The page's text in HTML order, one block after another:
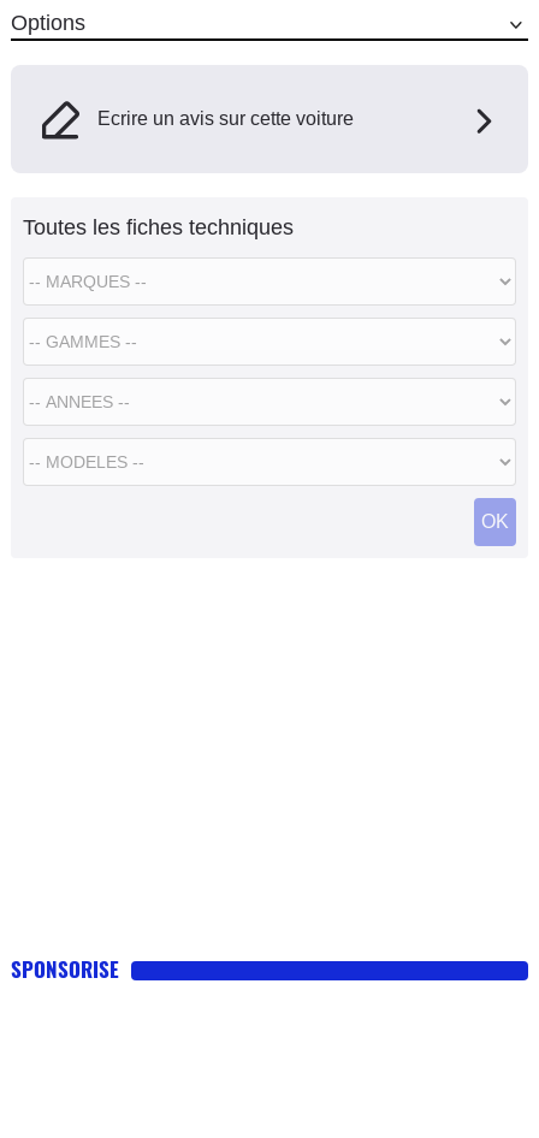
Options
Ecrire un avis sur cette voiture
Toutes les fiches techniques
SPONSORISE